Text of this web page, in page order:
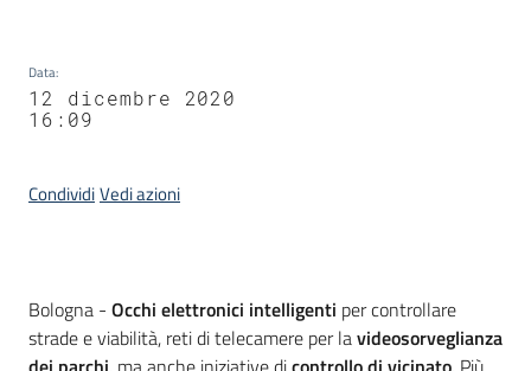
Data:
12 dicembre 2020
16:09
CondividiVedi azioni
Contenuto
Bologna - Occhi elettronici intelligenti per controllare
strade e viabilità, reti di telecamere per lavideosorveglianza